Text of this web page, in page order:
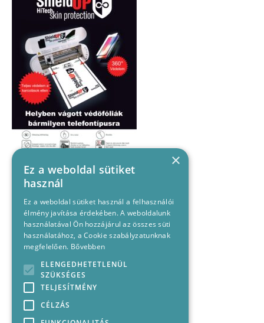
×
Ez a weboldal sütiket
használ
Ez a weboldal sütiket használ a felhasználói
élmény javítása érdekében. A weboldalunk
használatával Ön hozzájárul az összes süti
használatához, a Cookie szabályzatunknak
megfelelően. Bővebben
ELENGEDHETETLENÜL
SZÜKSÉGES
TELJESÍTMÉNY
CÉLZÁS